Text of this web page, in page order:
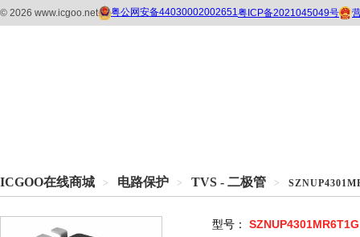
ICGOO在线商城 > 电路保护 > TVS - 二极管 >
型号： SZNUP4301MR6T1G